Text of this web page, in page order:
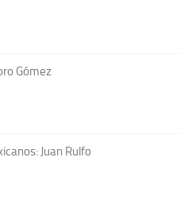
Gómez
Juan Rulfo